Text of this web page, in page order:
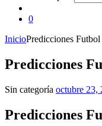
0
InicioPredicciones
Predicciones
Sin categoría octubre 23,
Predicciones